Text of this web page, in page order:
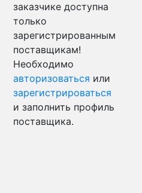
заказчике доступна
только
зарегистрированным
поставщикам!
Необходимо
авторизоваться или
зарегистрироваться
и заполнить профиль
поставщика.